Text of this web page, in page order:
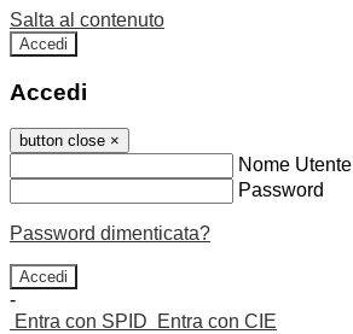
Salta al contenuto
Accedi
Accedi
button close ×
Nome Utente
Password
Password dimenticata?
-
Entra con SPID
Entra con CIE